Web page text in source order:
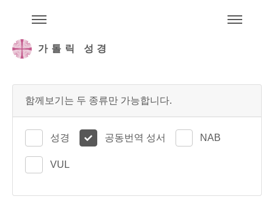
가톨릭 성경
함께보기는 두 종류만 가능합니다.
성경 공동번역 성서 NAB
VUL